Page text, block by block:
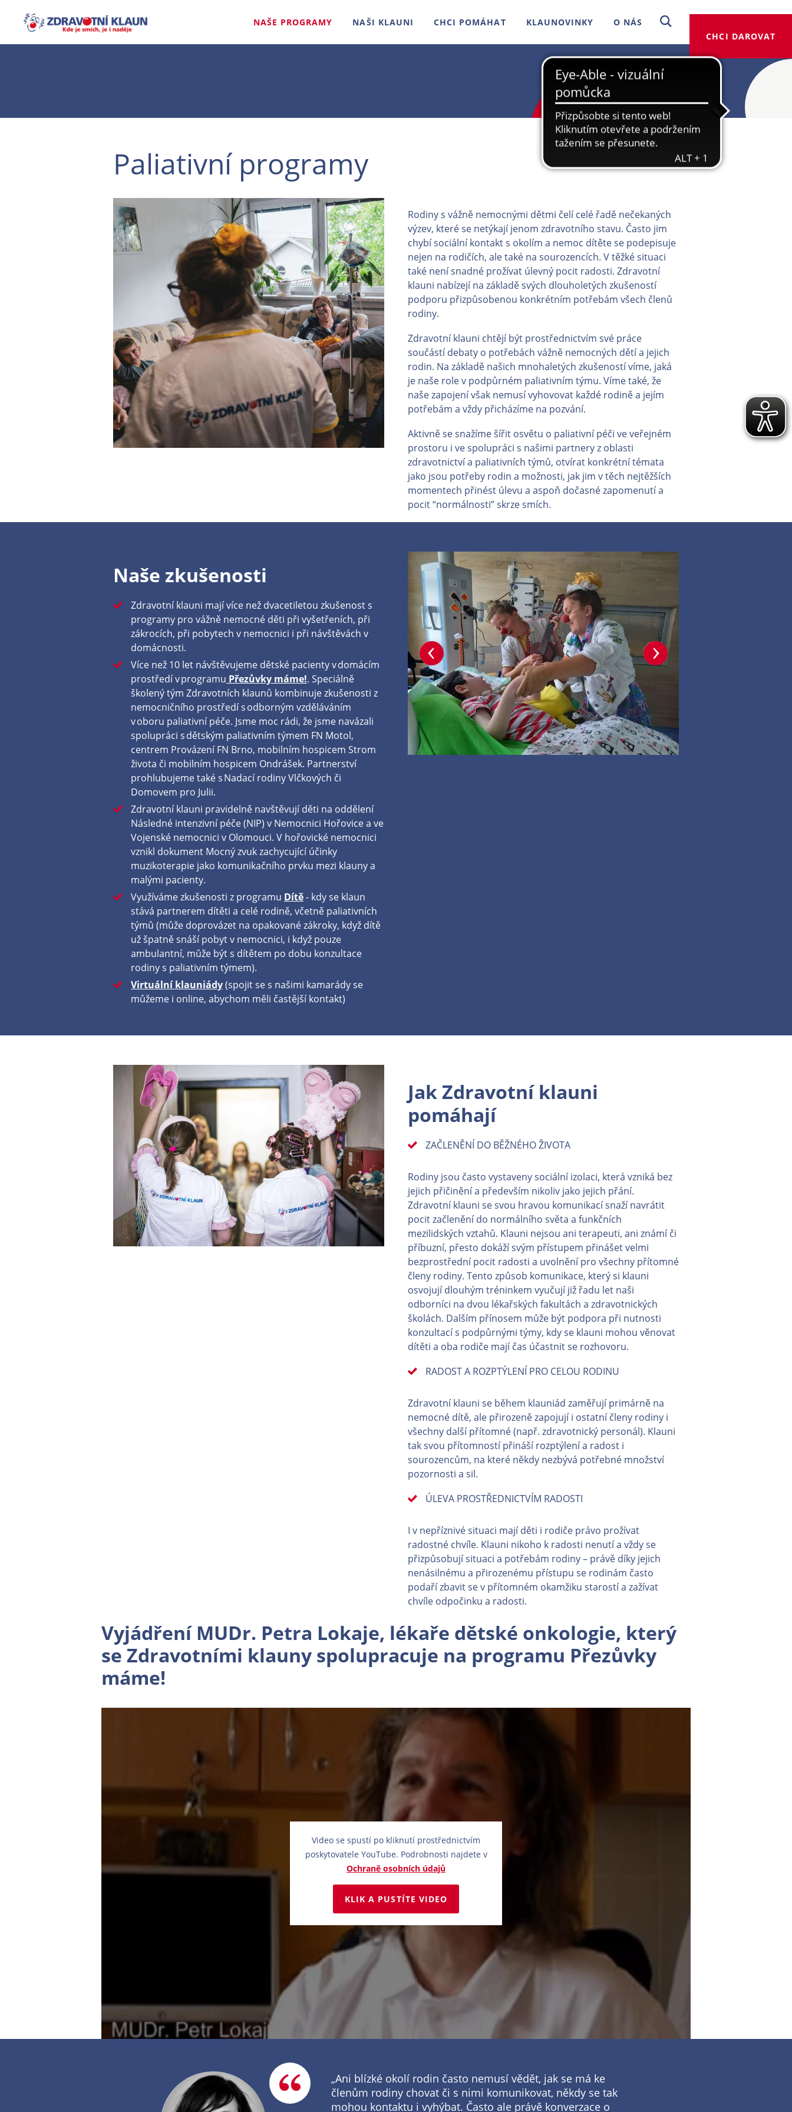
CHCI DAROVAT
NAŠE PROGRAMY NAŠI KLAUNI CHCI POMÁHAT KLAUNOVINKY O NÁS
Paliativní programy
Rodiny s vážně nemocnými dětmi čelí celé řadě nečekaných
výzev, které se netýkají jenom zdravotního stavu. Často jim
chybí sociální kontakt s okolím a nemoc dítěte se podepisuje
nejen na rodičích, ale také na sourozencích. V těžké situaci
také není snadné prožívat úlevný pocit radosti. Zdravotní
klauni nabízejí na základě svých dlouholetých zkušeností
podporu přizpůsobenou konkrétním potřebám všech členů
rodiny.
Zdravotní klauni chtějí být prostřednictvím své práce
součástí debaty o potřebách vážně nemocných dětí a jejich
rodin. Na základě našich mnohaletých zkušeností víme, jaká
je naše role v podpůrném paliativním týmu. Víme také, že
naše zapojení však nemusí vyhovovat každé rodině a jejím
potřebám a vždy přicházíme na pozvání.
Aktivně se snažíme šířit osvětu o paliativní péči ve veřejném
prostoru i ve spolupráci s našimi partnery z oblasti
zdravotnictví a paliativních týmů, otvírat konkrétní témata
jako jsou potřeby rodin a možnosti, jak jim v těch nejtěžších
momentech přinést úlevu a aspoň dočasné zapomenutí a
pocit “normálnosti” skrze smích.
Naše zkušenosti
Zdravotní klauni mají více než dvacetiletou zkušenost s
programy pro vážně nemocné děti při vyšetřeních, při
zákrocích, při pobytech v nemocnici i při návštěvách v
domácnosti.
Více než 10 let návštěvujeme dětské pacienty v domácím
prostředí v programu Přezůvky máme!. Speciálně
školený tým Zdravotních klaunů kombinuje zkušenosti z
nemocničního prostředí s odborným vzděláváním
v oboru paliativní péče. Jsme moc rádi, že jsme navázali
spolupráci s dětským paliativním týmem FN Motol,
centrem Provázení FN Brno, mobilním hospicem Strom
života či mobilním hospicem Ondrášek. Partnerství
prohlubujeme také s Nadací rodiny Vlčkových či
Domovem pro Julii.
Zdravotní klauni pravidelně navštěvují děti na oddělení
Následné intenzivní péče (NIP) v Nemocnici Hořovice a ve
Vojenské nemocnici v Olomouci. V hořovické nemocnici
vznikl dokument Mocný zvuk zachycující účinky
muzikoterapie jako komunikačního prvku mezi klauny a
malými pacienty.
Využíváme zkušenosti z programu Dítě- kdy se klaun
stává partnerem dítěti a celé rodině, včetně paliativních
týmů (může doprovázet na opakované zákroky, když dítě
už špatně snáší pobyt v nemocnici, i když pouze
ambulantní, může být s dítětem po dobu konzultace
rodiny s paliativním týmem).
Virtuální klauniády(spojit se s našimi kamarády se
můžeme i online, abychom měli častější kontakt)
Jak Zdravotní klauni
pomáhají
ZAČLENĚNÍ DO BĚŽNÉHO ŽIVOTA
Rodiny jsou často vystaveny sociální izolaci, která vzniká bez
jejich přičinění a především nikoliv jako jejich přání.
Zdravotní klauni se svou hravou komunikací snaží navrátit
pocit začlenění do normálního světa a funkčních
mezilidských vztahů. Klauni nejsou ani terapeuti, ani známí či
příbuzní, přesto dokáží svým přístupem přinášet velmi
bezprostřední pocit radosti a uvolnění pro všechny přítomné
členy rodiny. Tento způsob komunikace, který si klauni
osvojují dlouhým tréninkem vyučují již řadu let naši
odborníci na dvou lékařských fakultách a zdravotnických
školách. Dalším přínosem může být podpora při nutnosti
konzultací s podpůrnými týmy, kdy se klauni mohou věnovat
dítěti a oba rodiče mají čas účastnit se rozhovoru.
RADOST A ROZPTÝLENÍ PRO CELOU RODINU
Zdravotní klauni se během klauniád zaměřují primárně na
nemocné dítě, ale přirozeně zapojují i ostatní členy rodiny i
všechny další přítomné (např. zdravotnický personál). Klauni
tak svou přítomností přináší rozptýlení a radost i
sourozencům, na které někdy nezbývá potřebné množství
pozornosti a sil.
ÚLEVA PROSTŘEDNICTVÍM RADOSTI
I v nepříznivé situaci mají děti i rodiče právo prožívat
radostné chvíle. Klauni nikoho k radosti nenutí a vždy se
přizpůsobují situaci a potřebám rodiny – právě díky jejich
nenásilnému a přirozenému přístupu se rodinám často
podaří zbavit se v přítomném okamžiku starostí a zažívat
chvíle odpočinku a radosti.
Vyjádření MUDr. Petra Lokaje, lékaře dětské onkologie, který
se Zdravotními klauny spolupracuje na programu Přezůvky
máme!
Video se spustí po kliknutí prostřednictvím
poskytovatele YouTube. Podrobnosti najdete v
Ochraně osobních údajů
KLIK A PUSTÍTE VIDEO
„Ani blízké okolí rodin často nemusí vědět, jak se má ke
členům rodiny chovat či s nimi komunikovat, někdy se tak
mohou kontaktu i vyhýbat. Často ale právě konverzace o